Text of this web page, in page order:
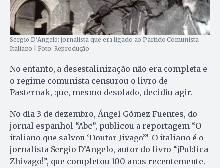
Sergio D’Angelo: jornalista que era ligado ao Partido Comunista
Italiano | Foto: Reprodução
No entanto, a desestalinização não era completa e
o regime comunista censurou o livro de
Pasternak, que, mesmo desolado, decidiu agir.
No dia 3 de dezembro, Ángel Gómez Fuentes, do
jornal espanhol “Abc”, publicou a reportagem “O
italiano que salvou ‘Doutor Jivago’”. O italiano é o
jornalista Sergio D’Angelo, autor do livro “¡Publica
Zhivago!”, que completou 100 anos recentemente.